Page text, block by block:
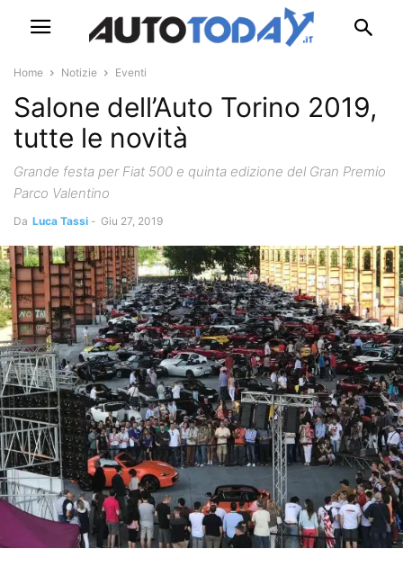
Home Notizie Eventi
Salone dell’Auto Torino 2019,
tutte le novità
Grande festa per Fiat 500 e quinta edizione del Gran Premio
Parco Valentino
Da Luca Tassi - Giu 27, 2019